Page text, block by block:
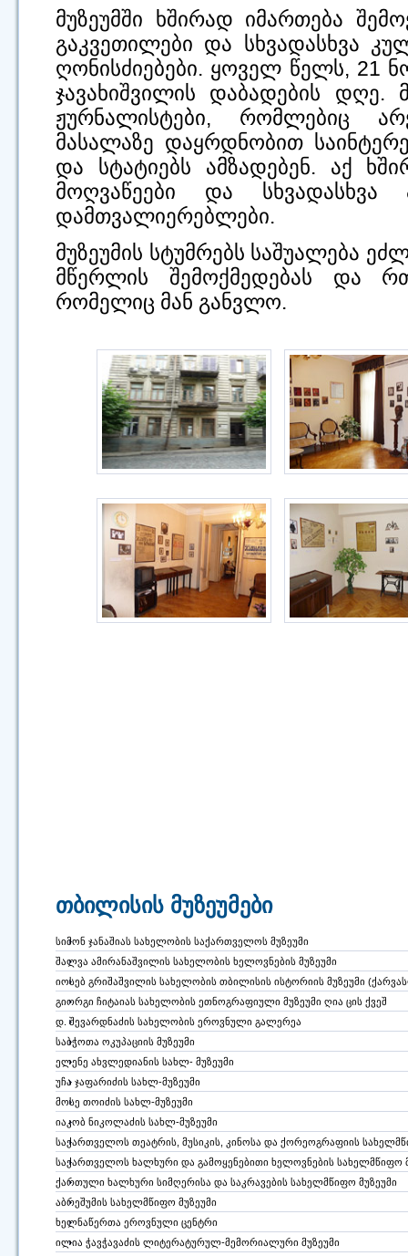
მუზეუმში ხშირად იმართება
გაკვეთილები და სხვადასხვა
ღონისძიებები. ყოველ წელს, 21
ჯავახიშვილის დაბადების დღე.
ჟურნალისტები, რომლებიც
მასალაზე დაყრდნობით
და სტატიებს ამზადებენ. აქ
მოღვაწეები და სხვადასხვა
დამთვალიერებლები.
მუზეუმის სტუმრებს საშუალება
მწერლის შემოქმედებას და
რომელიც მან განვლო.
თბილისის მუზეუმები
სიმონ ჯანაშიას სახელობის საქართველოს მუზეუმი
შალვა ამირანაშვილის სახელობის ხელოვნების მუზეუმი
იოსებ გრიშაშვილის სახელობის თბილისის ისტორიის მუზეუმი
გიორგი ჩიტაიას სახელობის ეთნოგრაფიული მუზეუმი ღია ცის ქვეშ
დ. შევარდნაძის სახელობის ეროვნული გალერეა
საბჭოთა ოკუპაციის მუზეუმი
ელენე ახვლედიანის სახლ- მუზეუმი
უჩა ჯაფარიძის სახლ-მუზეუმი
მოსე თოიძის სახლ-მუზეუმი
იაკობ ნიკოლაძის სახლ-მუზეუმი
საქართველოს თეატრის, მუსიკის, კინოსა და ქორეოგრაფიის
საქართველოს ხალხური და გამოყენებითი ხელოვნების სახელმწიფო
ქართული ხალხური სიმღერისა და საკრავების სახელმწიფო მუზეუმი
აბრეშუმის სახელმწიფო მუზეუმი
ხელნაწერთა ეროვნული ცენტრი
ილია ჭავჭავაძის ლიტერატურულ-მემორიალური მუზეუმი